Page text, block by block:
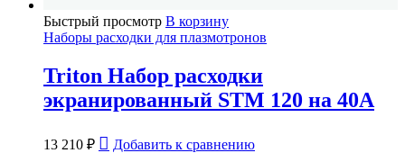
Быстрый просмотр В корзину
Наборы расходки для плазмотронов
Triton Набор расходки
экранированный STM 120 на 40А
13 210 ₽ Добавить к сравнению